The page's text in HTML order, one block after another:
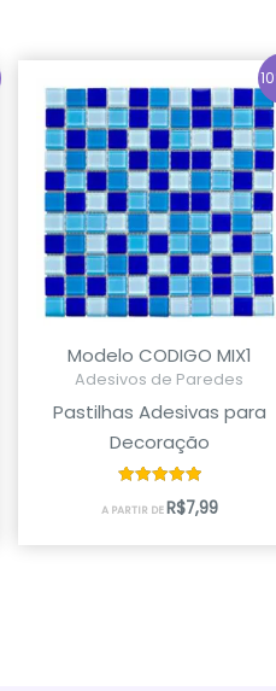
Modelo CODIGO MIX1
Adesivos de Paredes
Pastilhas Adesivas para
Decoração
Avaliação
5.00
A PARTIR DER$7,99